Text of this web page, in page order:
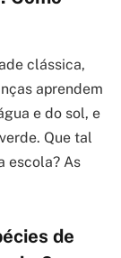
clássica,
aprendem
e do sol, e
Que tal
escola? As
de